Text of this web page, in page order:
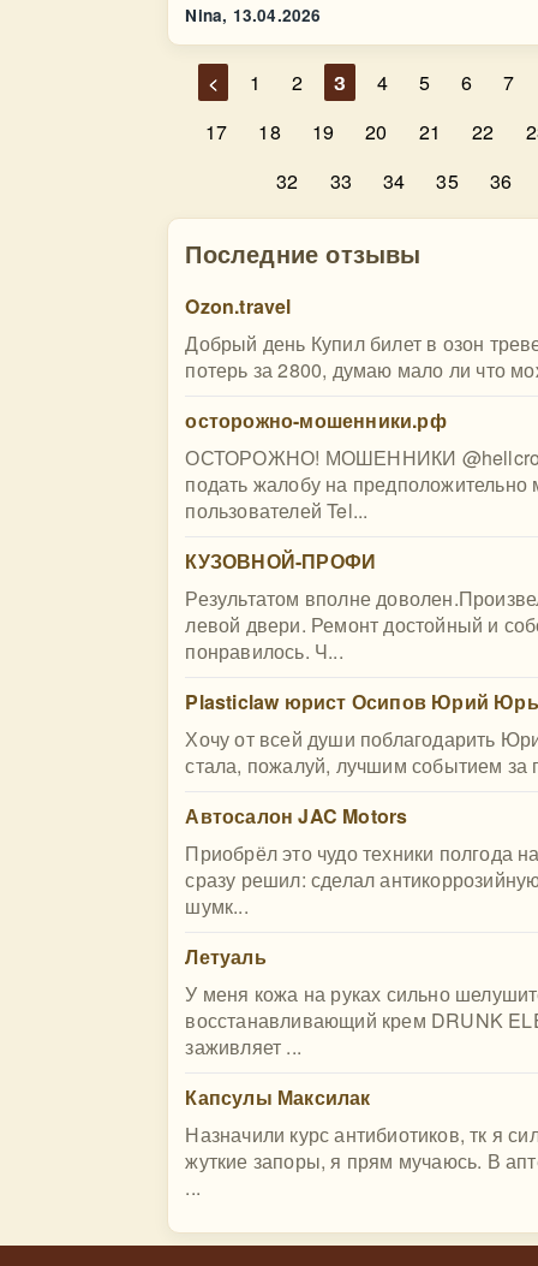
Nina, 13.04.2026
< 1 2 3 4 5 6
7
17
18 19 20 21 22
32
33 34 35 36
Последние отзывы
Ozon.travel
Добрый день Купил билет в озон
потерь за 2800, думаю мало ли что
осторожно-мошенники.рф
ОСТОРОЖНО! МОШЕННИКИ
подать жалобу на
пользователей Tel...
КУЗОВНОЙ-ПРОФИ
Результатом вполне
левой двери. Ремонт достойный и
понравилось. Ч...
Plasticlaw юрист Осипов Юрий
Хочу от всей души поблагодарить
стала, пожалуй, лучшим событием за
Автосалон JAC Motors
Приобрёл это чудо техники полгода
сразу решил: сделал
шумк...
Летуаль
У меня кожа на руках сильно
восстанавливающий крем DRUNK
заживляет ...
Капсулы Максилак
Назначили курс антибиотиков, тк я
жуткие запоры, я прям мучаюсь. В
...